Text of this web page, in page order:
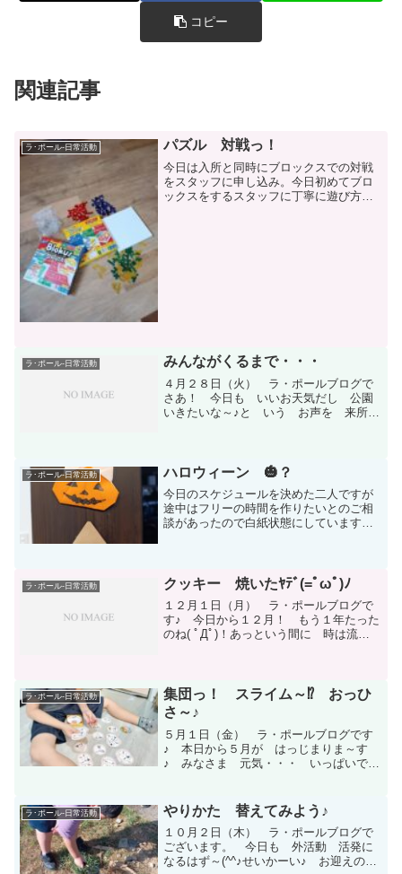
コピー
関連記事
ラ･ポール-日常活動 パズル 対戦っ！
今日は入所と同時にブロックスでの対戦
をスタッフに申し込み。今日初めてブロ
ックスをするスタッフに丁寧に遊び方を
ラ･ポール-日常活動 みんながくるまで・・・
４月２８日（火） ラ・ポールブログで
さあ！ 今日も いいお天気だし 公園
いきたいな～♪と いう お声を 来所す
ょーかいっ(｀...
ラ･ポール-日常活動 ハロウィーン 🎃？
今日のスケジュールを決めた二人ですが
途中はフリーの時間を作りたいとのご相
談があったので白紙状態にしています。
各自、好きな活動を...
ラ･ポール-日常活動 クッキー 焼いたﾔﾃﾞ(=ﾟωﾟ)ﾉ
１２月１日（月） ラ・ポールブログで
す♪ 今日から１２月！ もう１年たった
のね( ﾟДﾟ)！あっという間に 時は流
元気いっぱいで ラ・...
ラ･ポール-日常活動
集団っ！ スライム～⁉ おっひ
さ～♪
５月１日（金） ラ・ポールブログです
♪ 本日から５月が はっじまりま～す
♪ みなさま 元気・・・ いっぱいで～
うのかな？ と 思ったんですが みな
さま 今日は 中...
ラ･ポール-日常活動 やりかた 替えてみよう♪
１０月２日（木） ラ・ポールブログで
ございます。 今日も 外活動 活発に
なるはず～(^^♪せいかーい♪ お迎えの時